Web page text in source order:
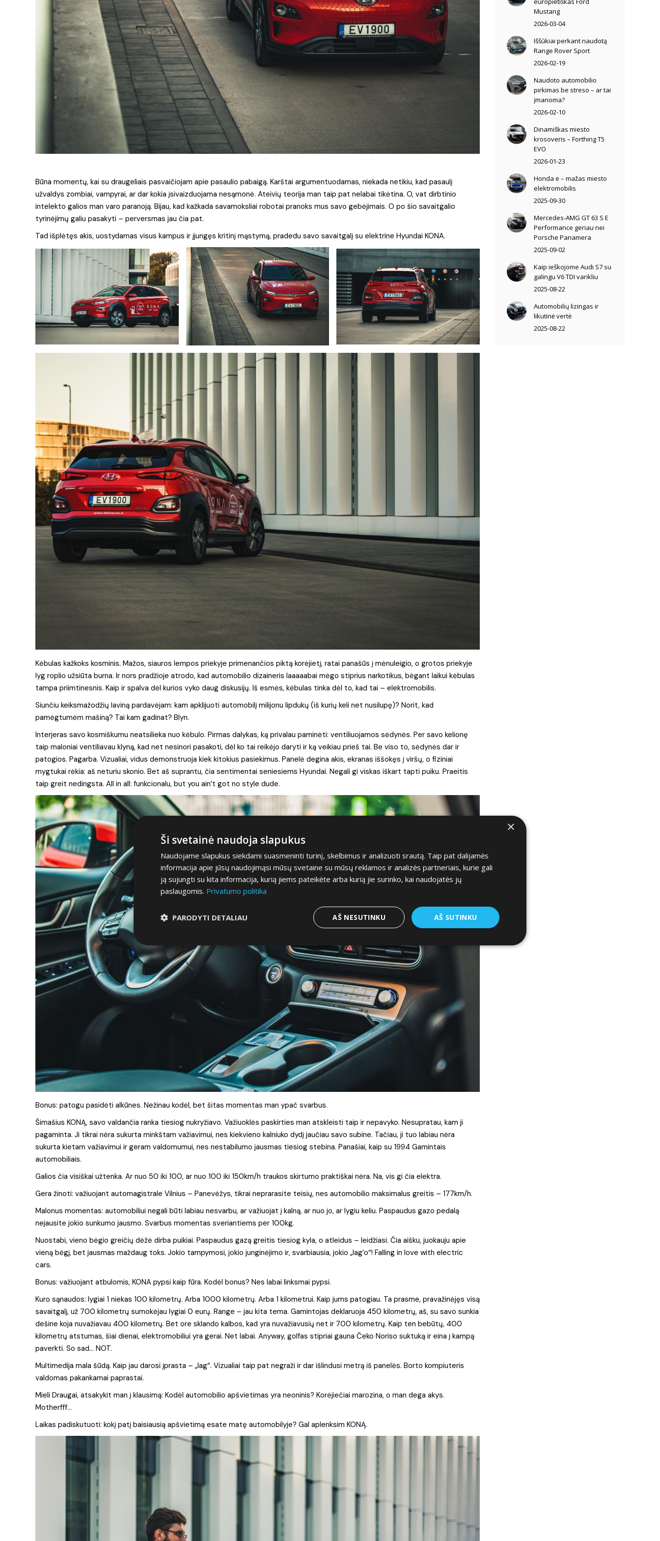
Būna momentų, kai su draugeliais pasvaičiojam apie pasaulio pabaigą. Karštai argumentuodamas, niekada netikiu, kad pasaulį
užvaldys zombiai, vampyrai, ar dar kokia įsivaizduojama nesąmonė. Ateivių teorija man taip pat nelabai tikėtina. O, vat dirbtinio
intelekto galios man varo paranoją. Bijau, kad kažkada savamoksliai robotai pranoks mus savo gebėjimais. O po šio savaitgalio
tyrinėjimų galiu pasakyti – perversmas jau čia pat.
Tad išplėtęs akis, uostydamas visus kampus ir įjungęs kritinį mąstymą, pradedu savo savaitgalį su elektrine Hyundai KONA.
Kėbulas kažkoks kosminis. Mažos, siauros lempos priekyje primenančios piktą korėjietį, ratai panašūs į mėnuleigio, o grotos priekyje
lyg roplio užsiūta burna. Ir nors pradžioje atrodo, kad automobilio dizaineris laaaaabai mėgo stiprius narkotikus, bėgant laikui kėbulas
tampa priimtinesnis. Kaip ir spalva dėl kurios vyko daug diskusijų. Iš esmės, kėbulas tinka dėl to, kad tai – elektromobilis.
Siunčiu keiksmažodžių laviną pardavėjam: kam apklijuoti automobilį milijonu lipdukų (iš kurių keli net nusilupę)? Norit, kad
pamėgtumėm mašiną? Tai kam gadinat? Blyn.
Interjeras savo kosmiškumu neatsilieka nuo kėbulo. Pirmas dalykas, ką privalau paminėti: ventiliuojamos sėdynės. Per savo kelionę
taip maloniai ventiliavau klyną, kad net nesinori pasakoti, dėl ko tai reikėjo daryti ir ką veikiau prieš tai. Be viso to, sėdynės dar ir
patogios. Pagarba. Vizualiai, vidus demonstruoja kiek kitokius pasiekimus. Panelė degina akis, ekranas iššokęs į viršų, o fiziniai
mygtukai rėkia: aš neturiu skonio. Bet aš suprantu, čia sentimentai seniesiems Hyundai. Negali gi viskas iškart tapti puiku. Praeitis
taip greit nedingsta. All in all: funkcionalu, but you ain’t got no style dude.
Bonus: patogu pasidėti alkūnes. Nežinau kodėl, bet šitas momentas man ypač svarbus.
Šimašius KONĄ, savo valdančia ranka tiesiog nukryžiavo. Važiuoklės paskirties man atskleisti taip ir nepavyko. Nesupratau, kam ji
pagaminta. Ji tikrai nėra sukurta minkštam važiavimui, nes kiekvieno kalniuko dydį jaučiau savo subine. Tačiau, ji tuo labiau nėra
sukurta kietam važiavimui ir geram valdomumui, nes nestabilumo jausmas tiesiog stebina. Panašiai, kaip su 1994 Gamintais
automobiliais.
Galios čia visiškai užtenka. Ar nuo 50 iki 100, ar nuo 100 iki 150km/h traukos skirtumo praktiškai nėra. Na, vis gi čia elektra.
Gera žinoti: važiuojant automagistrale Vilnius – Panevėžys, tikrai neprarasite teisių, nes automobilio maksimalus greitis – 177km/h.
Malonus momentas: automobiliui negali būti labiau nesvarbu, ar važiuojat į kalną, ar nuo jo, ar lygiu keliu. Paspaudus gazo pedalą
nejausite jokio sunkumo jausmo. Svarbus momentas sveriantiems per 100kg.
Nuostabi, vieno bėgio greičių dėžė dirba puikiai. Paspaudus gazą greitis tiesiog kyla, o atleidus – leidžiasi. Čia aišku, juokauju apie
vieną bėgį, bet jausmas maždaug toks. Jokio tampymosi, jokio junginėjimo ir, svarbiausia, jokio „lag’o“! Falling in love with electric
cars.
Bonus: važiuojant atbulomis, KONA pypsi kaip fūra. Kodėl bonus? Nes labai linksmai pypsi.
Kuro sąnaudos: lygiai 1 niekas 100 kilometrų. Arba 1000 kilometrų. Arba 1 kilometrui. Kaip jums patogiau. Ta prasme, pravažinėjęs visą
savaitgalį, už 700 kilometrų sumokėjau lygiai 0 eurų. Range – jau kita tema. Gamintojas deklaruoja 450 kilometrų, aš, su savo sunkia
dešine koja nuvažiavau 400 kilometrų. Bet ore sklando kalbos, kad yra nuvažiavusių net ir 700 kilometrų. Kaip ten bebūtų, 400
kilometrų atstumas, šiai dienai, elektromobiliui yra gerai. Net labai. Anyway, golfas stipriai gauna Čeko Noriso suktuką ir eina į kampą
paverkti. So sad… NOT.
Multimedija mala šūdą. Kaip jau darosi įprasta – „lag“. Vizualiai taip pat negraži ir dar išlindusi metrą iš panelės. Borto kompiuteris
valdomas pakankamai paprastai.
Mieli Draugai, atsakykit man į klausimą: Kodėl automobilio apšvietimas yra neoninis? Korėjiečiai marozina, o man dega akys.
Motherfff…
Laikas padiskutuoti: kokį patį baisiausią apšvietimą esate matę automobilyje? Gal aplenksim KONĄ.
Mustang
2026-03-04
Iššūkiai perkant naudotą
Range Rover Sport
2026-02-19
Naudoto automobilio
pirkimas be streso – ar tai
įmanoma?
2026-02-10
Dinamiškas miesto
krosoveris – Forthing T5
EVO
2026-01-23
Honda e – mažas miesto
elektromobilis
2025-09-30
Mercedes-AMG GT 63 S E
Performance geriau nei
Porsche Panamera
2025-09-02
Kaip ieškojome Audi S7 su
galingu V6 TDI varikliu
2025-08-22
Automobilių lizingas ir
likutinė vertė
2025-08-22
×
Ši svetainė naudoja slapukus
Naudojame slapukus siekdami suasmeninti turinį, skelbimus ir analizuoti srautą. Taip pat dalijamės
informacija apie jūsų naudojimąsi mūsų svetaine su mūsų reklamos ir analizės partneriais, kurie gali
ją sujungti su kita informacija, kurią jiems pateikėte arba kurią jie surinko, kai naudojatės jų
paslaugomis. Privatumo politika
AŠ SUTINKU
AŠ NESUTINKU
PARODYTI DETALIAU